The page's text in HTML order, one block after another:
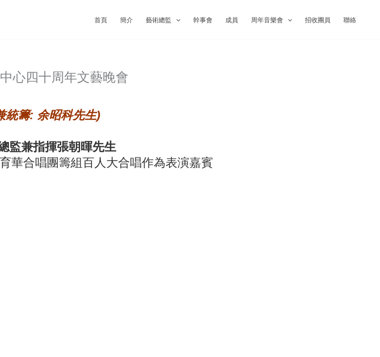
首頁 簡介 藝術總監 幹事會 成員 周年音樂會 招收團員 聯絡
心四十周年文藝晚會
統籌: 余昭科先生)
監兼指揮張朝暉先生
華合唱團籌組百人大合唱作為表演嘉賓